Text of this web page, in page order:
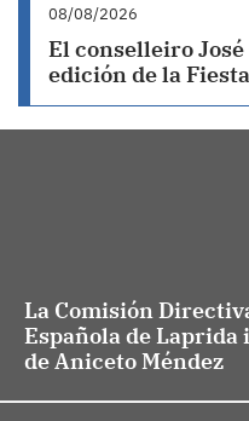
08/08/2026
El conselleiro José
edición de la
La Comisión
Española de
de Aniceto Méndez